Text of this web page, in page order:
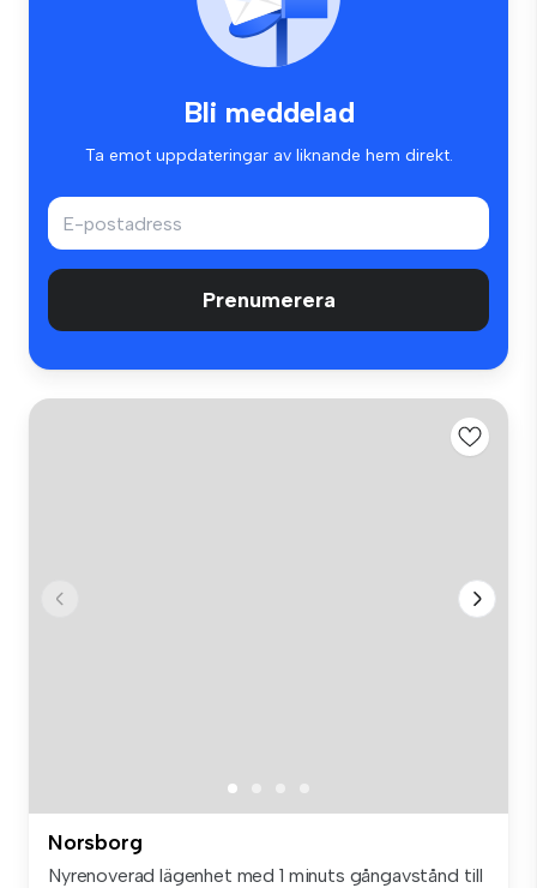
Bli meddelad
Ta emot uppdateringar av liknande hem direkt.
Prenumerera
Norsborg
Nyrenoverad lägenhet med 1 minuts gångavstånd till